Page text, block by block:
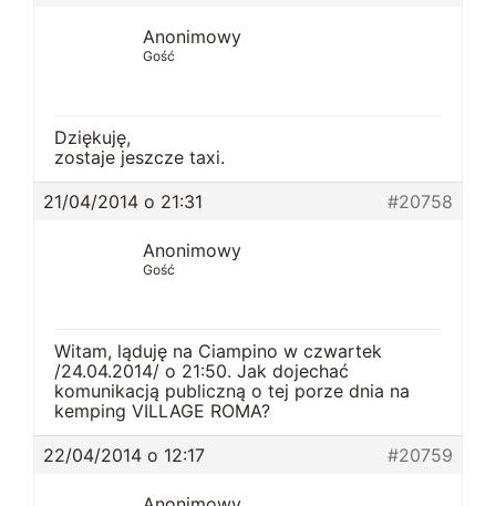
Anonimowy
Gość
Dziękuję,
zostaje jeszcze taxi.
21/04/2014 o 21:31
#20758
Anonimowy
Gość
Witam, ląduję na Ciampino w czwartek
/24.04.2014/ o 21:50. Jak dojechać
komunikacją publiczną o tej porze dnia na
kemping VILLAGE ROMA?
22/04/2014 o 12:17
#20759